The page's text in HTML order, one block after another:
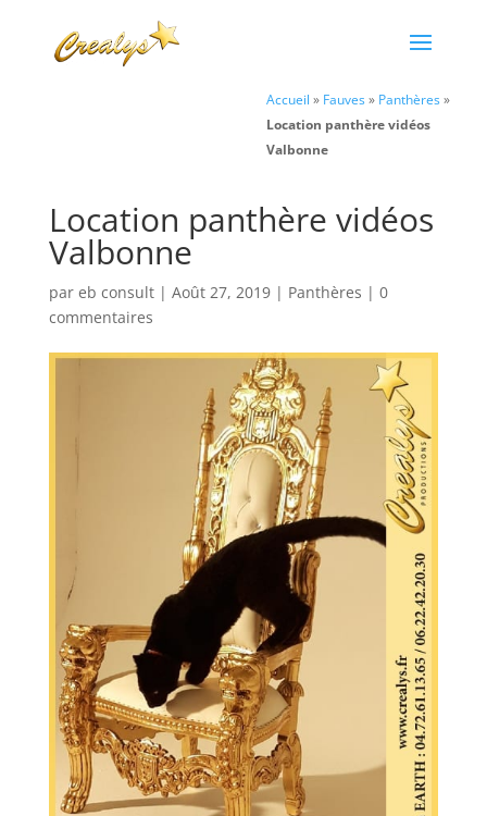
Accueil » Fauves» Panthères»
Location panthère vidéos
Valbonne
Location panthère vidéos
Valbonne
par eb consult| Août 27, 2019| Panthères | 0
commentaires